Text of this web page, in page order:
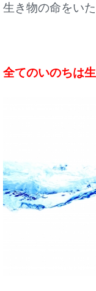
生き物の命をい
全てのいのちは